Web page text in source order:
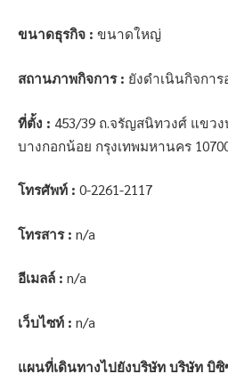
ขนาดธุรกิจ : ขนาดใหญ่
สถานภาพกิจการ : ยังดำเนินกิจการ
ที่ตั้ง : 453/39 ถ.จรัญสนิทวงศ์ แขว
บางกอกน้อย กรุงเทพมหานคร
โทรศัพท์ : 0-2261-2117
โทรสาร : n/a
อีเมลล์ : n/a
เว็บไซท์ : n/a
แผนที่เดินทางไปยังบริษัท บริษัท บิ